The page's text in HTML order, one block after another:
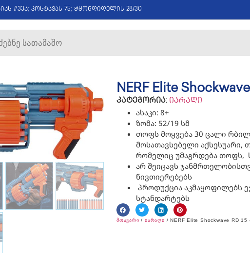
#33ა; კოსტავას 75; ჭყონდიდელის 28/30
NERF Elite
კატეგორია: იარაღი
ასაკი: 8+
ზომა: 52/19 სმ
თოფს მოყვება 30 ცალი
მოსათავსებელი აქსესუარი,
რომელიც უმაგრდება თოფს,
არ შეიცავს
ნივთიერებებს
პროდუქცია აკმაყოფილებს
სტანდარტებს
მთავარი / იარაღი / NERF Elite Shockwave RD